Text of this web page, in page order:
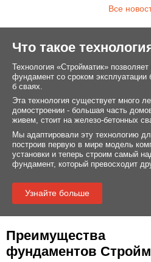
Все
Что такое
Технология «Стройматик»
фундамент со сроком
б сваях.
Эта технология существует много
домостроении - большая часть
живем, стоит на железо-бетонных
Мы адаптировали эту технологию
построив первую в мире модель
установки и теперь строим самый
фундамент, который превосходит
Узнайте больше
Преимущества
фундаментов